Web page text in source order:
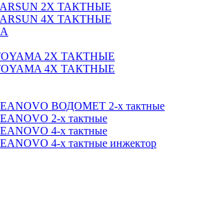
2Х ТАКТНЫЕ
4Х ТАКТНЫЕ
2Х ТАКТНЫЕ
4Х ТАКТНЫЕ
ВОДОМЕТ 2-х тактные
2-х тактные
4-х тактные
4-х тактные инжектор